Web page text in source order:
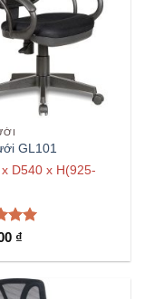
GL101
D540 x H(925-
₫